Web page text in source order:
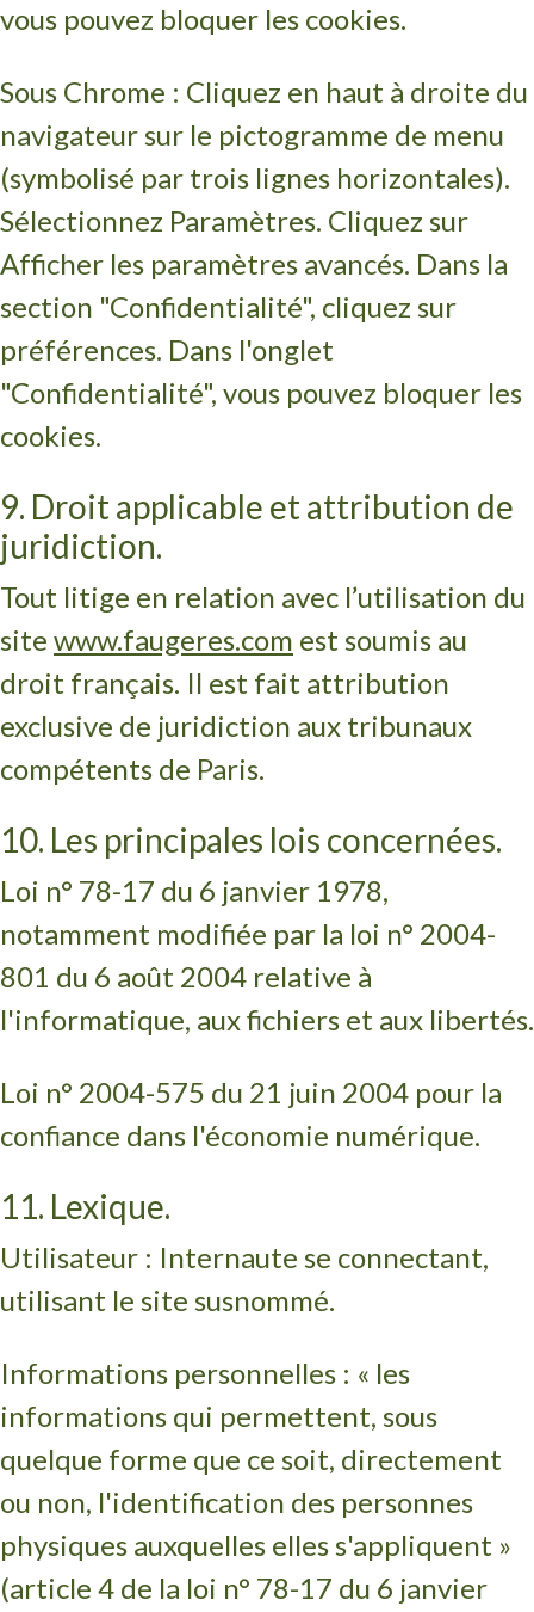
vous pouvez bloquer les cookies.
Sous Chrome : Cliquez en haut à droite du
navigateur sur le pictogramme de menu
(symbolisé par trois lignes horizontales).
Sélectionnez Paramètres. Cliquez sur
Afficher les paramètres avancés. Dans la
section "Confidentialité", cliquez sur
préférences. Dans l'onglet
"Confidentialité", vous pouvez bloquer les
cookies.
9. Droit applicable et attribution de
juridiction.
Tout litige en relation avec l’utilisation du
site www.faugeres.com est soumis au
droit français. Il est fait attribution
exclusive de juridiction aux tribunaux
compétents de Paris.
10. Les principales lois concernées.
Loi n° 78-17 du 6 janvier 1978,
notamment modifiée par la loi n° 2004-
801 du 6 août 2004 relative à
l'informatique, aux fichiers et aux libertés.
Loi n° 2004-575 du 21 juin 2004 pour la
confiance dans l'économie numérique.
11. Lexique.
Utilisateur : Internaute se connectant,
utilisant le site susnommé.
Informations personnelles : « les
informations qui permettent, sous
quelque forme que ce soit, directement
ou non, l'identification des personnes
physiques auxquelles elles s'appliquent »
(article 4 de la loi n° 78-17 du 6 janvier